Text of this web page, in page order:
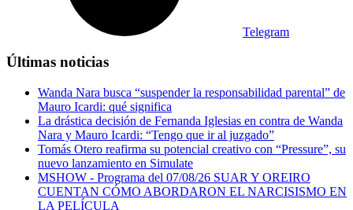
Telegram
Últimas noticias
Wanda Nara busca “suspender la responsabilidad parental” de
Mauro Icardi: qué significa
La drástica decisión de Fernanda Iglesias en contra de Wanda
Nara y Mauro Icardi: “Tengo que ir al juzgado”
Tomás Otero reafirma su potencial creativo con “Pressure”, su
nuevo lanzamiento en Simulate
MSHOW - Programa del 07/08/26 SUAR Y OREIRO
CUENTAN CÓMO ABORDARON EL NARCISISMO EN
LA PELÍCULA